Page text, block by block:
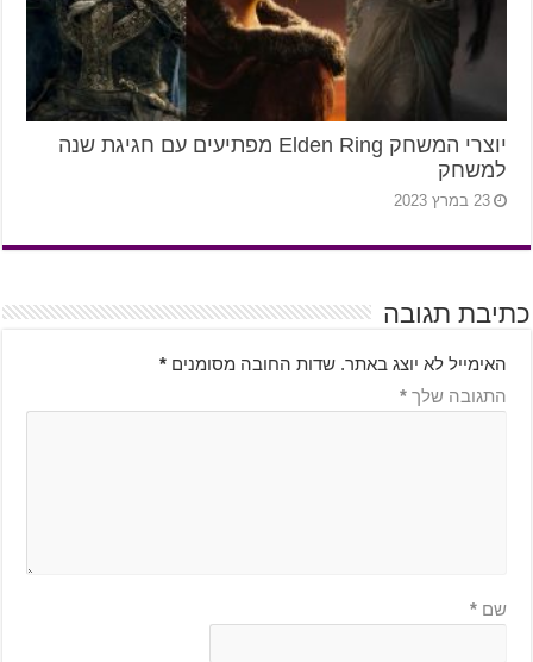
יוצרי המשחק Elden Ring מפתיעים עם חגיגת שנה
למשחק
23 במרץ 2023
כתיבת תגובה
האימייל לא יוצג באתר. שדות החובה מסומנים *
התגובה שלך *
שם *